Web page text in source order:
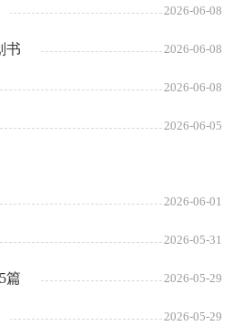
2026-06-08
书 2026-06-08
2026-06-08
2026-06-05
2026-06-01
2026-05-31
篇 2026-05-29
2026-05-29